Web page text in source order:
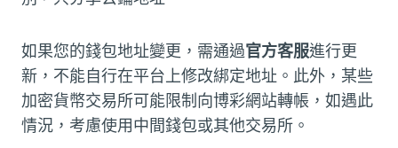
如果您的錢包地址變更，需通過官方客服進行更
新，不能自行在平台上修改綁定地址。此外，某些
加密貨幣交易所可能限制向博彩網站轉帳，如遇此
情況，考慮使用中間錢包或其他交易所。